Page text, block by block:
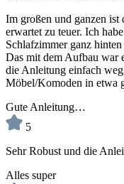
Im großen und ganzen ist
erwartet zu teuer. Ich
Schlafzimmer ganz
Das mit dem Aufbau war
die Anleitung einfach
Möbel/Komoden in etwa
Gute Anleitung…
5
Sehr Robust und die
Alles super